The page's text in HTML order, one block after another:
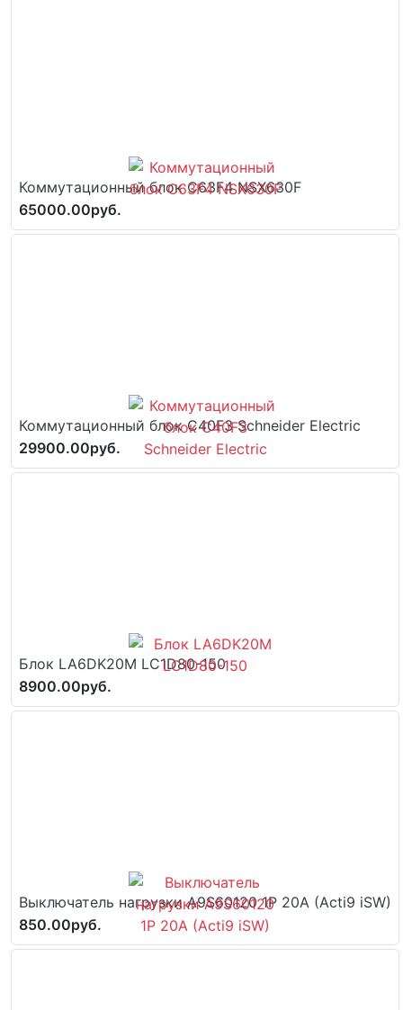
Коммутационный блок C63F4 NSX630F
65000.00руб.
Коммутационный блок C40F3 Schneider Electric
29900.00руб.
Блок LA6DK20M LC1D80-150
8900.00руб.
Выключатель нагрузки A9S60120 1P 20A (Acti9 iSW)
850.00руб.